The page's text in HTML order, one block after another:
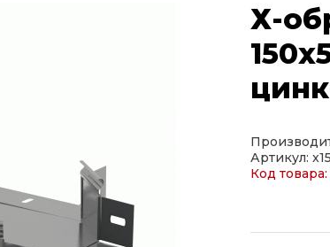
Х-
Артикул:
Код